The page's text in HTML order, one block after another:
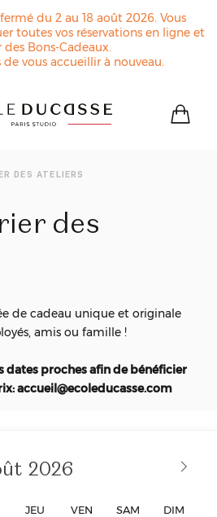
du 2 au 18 août 2026. Vous
toutes vos réservations en ligne et
des Bons-Cadeaux.
de vous accueillir à nouveau.
DES ATELIERS
des
de cadeau unique et originale
amis ou famille !
dates proches afin de bénéficier
accueil@ecoleducasse.com
JEU VEN SAM DIM